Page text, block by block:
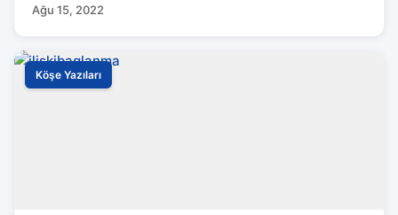
Ağu 15, 2022
Köşe Yazıları